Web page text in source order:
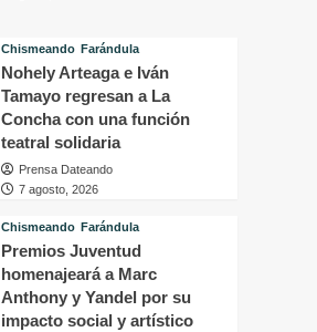
Chismeando Farándula
Nohely Arteaga e Iván
Tamayo regresan a La
Concha con una función
teatral solidaria
Prensa Dateando
7 agosto, 2026
Chismeando Farándula
Premios Juventud
homenajeará a Marc
Anthony y Yandel por su
impacto social y artístico